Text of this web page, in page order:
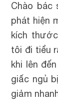
Chào bác
phát hiện
kích
tôi đi tiểu
khi lên
giấc ngủ
giảm